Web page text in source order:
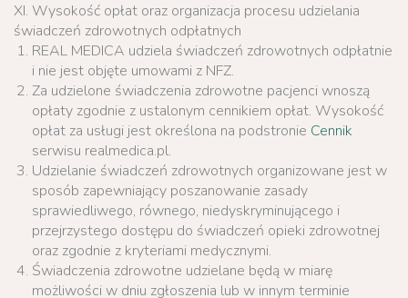
XI. Wysokość opłat oraz organizacja procesu udzielania
świadczeń zdrowotnych odpłatnych
REAL MEDICA udziela świadczeń zdrowotnych odpłatnie
i nie jest objęte umowami z NFZ.
Za udzielone świadczenia zdrowotne pacjenci wnoszą
opłaty zgodnie z ustalonym cennikiem opłat. Wysokość
opłat za usługi jest określona na podstronie Cennik
serwisu realmedica.pl.
Udzielanie świadczeń zdrowotnych organizowane jest w
sposób zapewniający poszanowanie zasady
sprawiedliwego, równego, niedyskryminującego i
przejrzystego dostępu do świadczeń opieki zdrowotnej
oraz zgodnie z kryteriami medycznymi.
Świadczenia zdrowotne udzielane będą w miarę
możliwości w dniu zgłoszenia lub w innym terminie